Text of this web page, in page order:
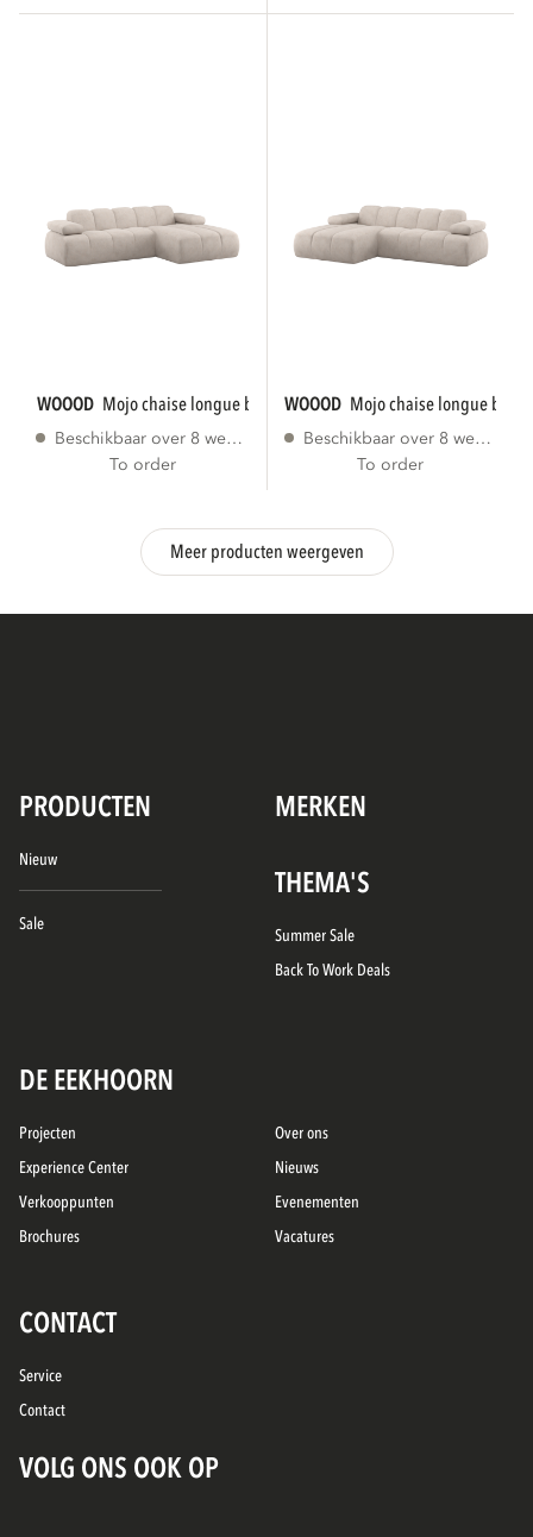
WOOOD mojo chaise longue bank rechts...
Beschikbaar over 8 weken
To order
WOOOD mojo chaise longue
Beschikbaar over 8 weken
To order
Meer producten weergeven
PRODUCTEN MERKEN
Nieuw
Sale
THEMA'S
Summer Sale
Back To Work Deals
DE EEKHOORN
Projecten
Experience Center
Verkooppunten
Brochures
Over ons
Nieuws
Evenementen
Vacatures
CONTACT
Service
Contact
VOLG ONS OOK OP